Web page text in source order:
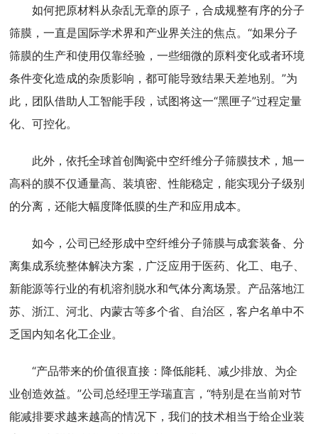
如何把原材料从杂乱无章的原子，合成规整有序的分子
筛膜，一直是国际学术界和产业界关注的焦点。“如果分子
筛膜的生产和使用仅靠经验，一些细微的原料变化或者环境
条件变化造成的杂质影响，都可能导致结果天差地别。”为
此，团队借助人工智能手段，试图将这一“黑匣子”过程定量
化、可控化。
此外，依托全球首创陶瓷中空纤维分子筛膜技术，旭一
高科的膜不仅通量高、装填密、性能稳定，能实现分子级别
的分离，还能大幅度降低膜的生产和应用成本。
如今，公司已经形成中空纤维分子筛膜与成套装备、分
离集成系统整体解决方案，广泛应用于医药、化工、电子、
新能源等行业的有机溶剂脱水和气体分离场景。产品落地江
苏、浙江、河北、内蒙古等多个省、自治区，客户名单中不
乏国内知名化工企业。
“产品带来的价值很直接：降低能耗、减少排放、为企
业创造效益。”公司总经理王学瑞直言，“特别是在当前对节
能减排要求越来越高的情况下，我们的技术相当于给企业装